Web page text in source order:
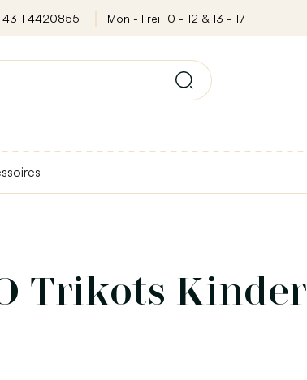
1 4420855 Mon - Frei 10 - 12 & 13 - 17
Trikots Kinder